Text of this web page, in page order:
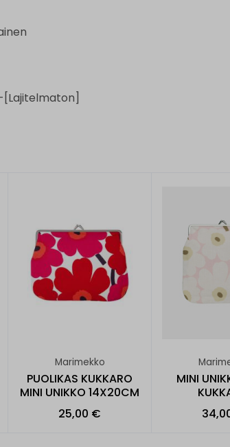
[Lajitelmaton]
Marimekko
PUOLIKAS KUKKARO
MINI UNIKKO 14X20CM
25,00 €
MINI